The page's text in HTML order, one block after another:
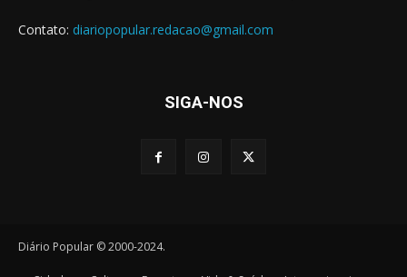
Contato: diariopopular.redacao@gmail.com
SIGA-NOS
Diário Popular © 2000-2024.